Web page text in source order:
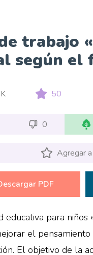
trabajo
según el
50
0
Agregar
PDF
educativa para
el pensamiento
El objetivo de la